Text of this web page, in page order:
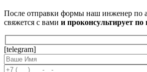
После отправки формы наш инженер по
свяжется с вами и проконсультирует
[telegram]